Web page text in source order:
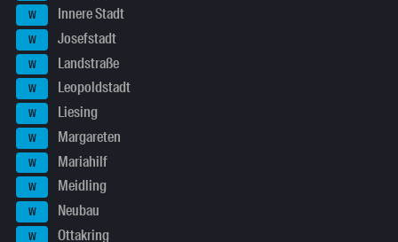
W Innere Stadt
W Josefstadt
W Landstraße
W Leopoldstadt
W Liesing
W Margareten
W Mariahilf
W Meidling
W Neubau
W Ottakring